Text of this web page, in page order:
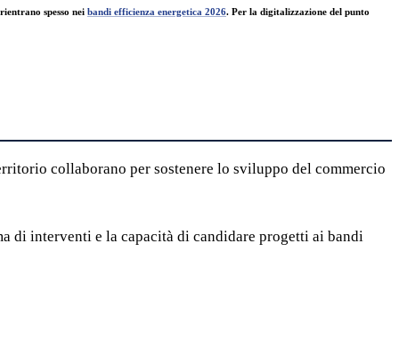
spesso nei bandi efficienza energetica 2026. Per la digitalizzazione del punto
collaborano per sostenere lo sviluppo del commercio
di interventi e la capacità di candidare progetti ai bandi